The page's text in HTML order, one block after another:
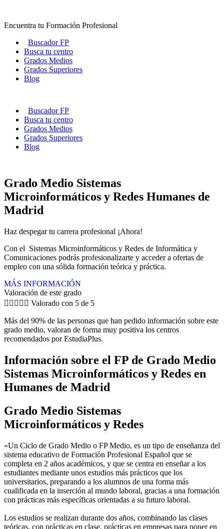
contenido
Encuentra tu Formación Profesional
Buscador FP
Busca tu centro
Grados Medios
Grados Superiores
Blog
Buscador FP
Busca tu centro
Grados Medios
Grados Superiores
Blog
Grado Medio Sistemas
Microinformáticos y Redes Humanes de
Madrid
Haz despegar tu carrera profesional ¡Ahora!
Con el Sistemas Microinformáticos y Redes de Informática y
Comunicaciones podrás profesionalizarte y acceder a ofertas de
empleo con una sólida formación teórica y práctica.
MÁS INFORMACIÓN
Valoración de este grado
     Valorado con 5 de 5
Más del 90% de las personas que han pedido información sobre este
grado medio, valoran de forma muy positiva los centros
recomendados por EstudiaPlus.
Información sobre el FP de Grado Medio
Sistemas Microinformáticos y Redes en
Humanes de Madrid
Grado Medio Sistemas
Microinformáticos y Redes
«Un Ciclo de Grado Medio o FP Medio, es un tipo de enseñanza del
sistema educativo de Formación Profesional Español que se
completa en 2 años académicos, y que se centra en enseñar a los
estudiantes mediante unos estudios más prácticos que los
universitarios, preparando a los alumnos de una forma más
cualificada en la inserción al mundo laboral, gracias a una formación
con prácticas más específicas orientadas a su futuro laboral.
Los estudios se realizan durante dos años, combinando las clases
teóricas, con prácticas en clase, prácticas en empresas para poner en